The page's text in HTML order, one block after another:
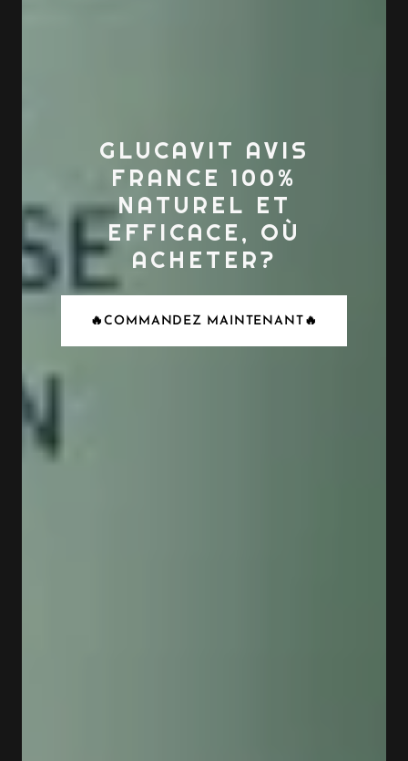
GLUCAVIT AVIS
FRANCE 100%
NATUREL ET
EFFICACE, OÙ
ACHETER?
🔥COMMANDEZ MAINTENANT🔥